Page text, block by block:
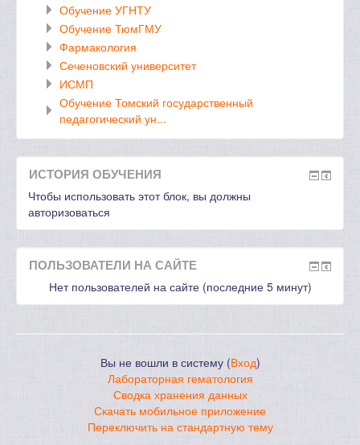
Обучение УГНТУ
Обучение ТюмГМУ
Фармакология
Сеченовский университет
ИСМП
Обучение Томский государственный
педагогический ун...
ИСТОРИЯ ОБУЧЕНИЯ
Чтобы использовать этот блок, вы должны
авторизоваться
ПОЛЬЗОВАТЕЛИ НА САЙТЕ
Нет пользователей на сайте (последние 5 минут)
Вы не вошли в систему (Вход)
Лабораторная гематология
Сводка хранения данных
Скачать мобильное приложение
Переключить на стандартную тему